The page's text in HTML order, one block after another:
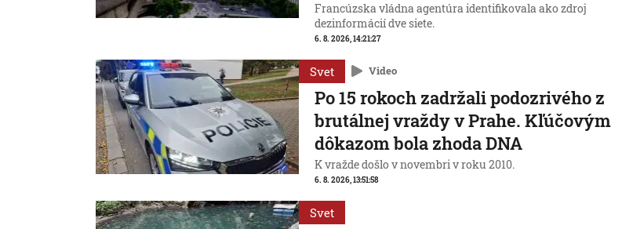
Francúzska vládna agentúra identifikovala ako zdroj
dezinformácií dve siete.
6. 8. 2026, 14:21:27
Svet Video
Po 15 rokoch zadržali podozrivého z
brutálnej vraždy v Prahe. Kľúčovým
dôkazom bola zhoda DNA
K vražde došlo v novembri v roku 2010.
6. 8. 2026, 13:51:58
Svet